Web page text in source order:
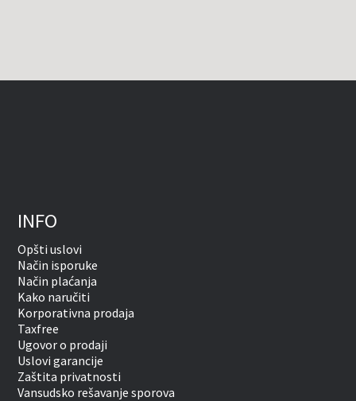
INFO
Opšti uslovi
Način isporuke
Način plaćanja
Kako naručiti
Korporativna prodaja
Taxfree
Ugovor o prodaji
Uslovi garancije
Zaštita privatnosti
Vansudsko rešavanje sporova